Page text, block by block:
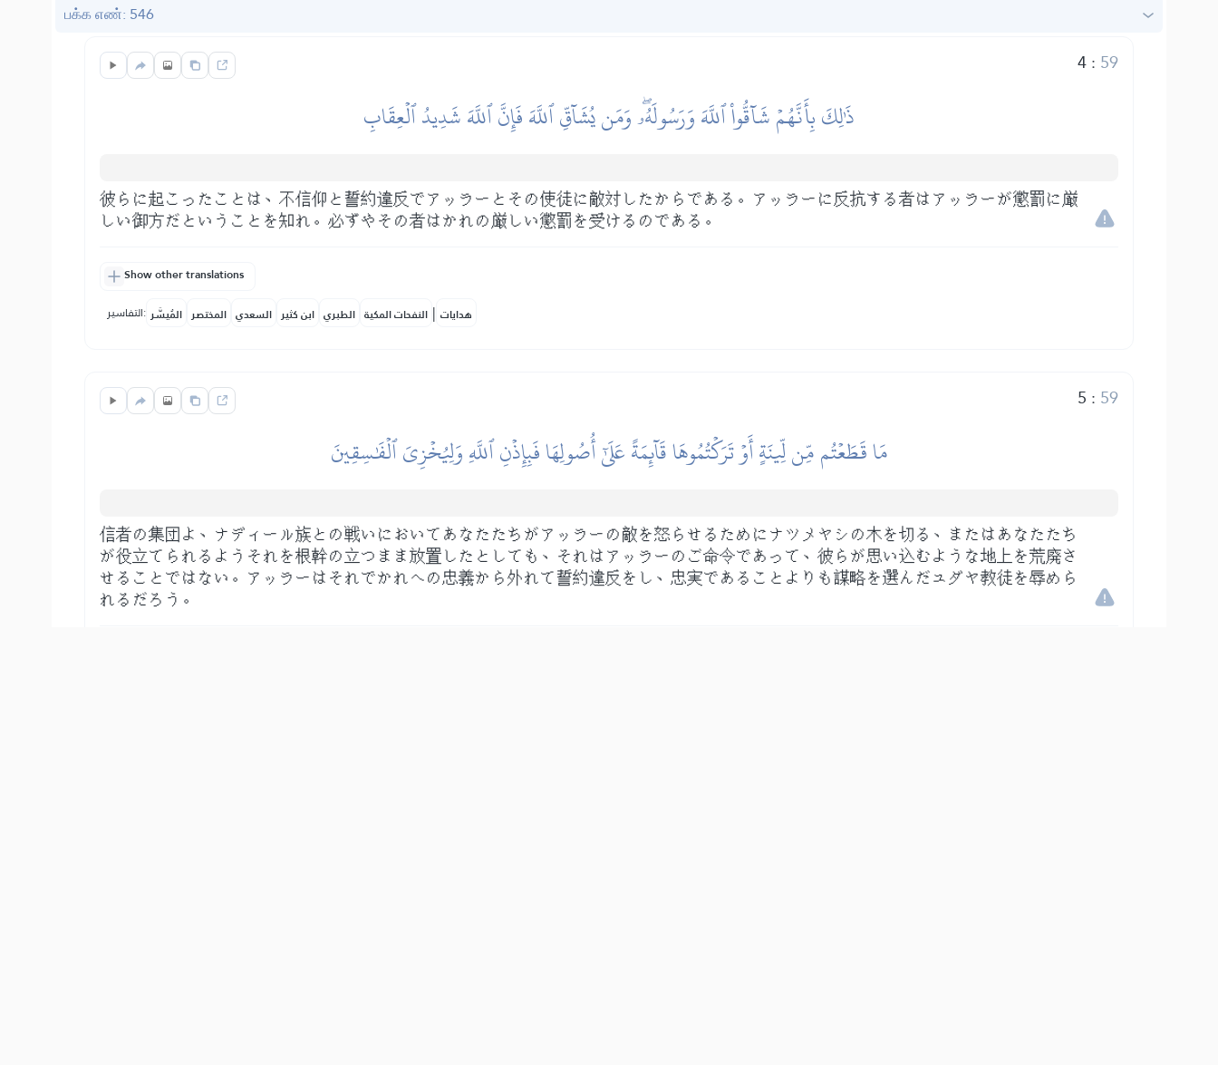
பக்க எண்: 546
4: 59
ذَٰلِكَ بِأَنَّهُمۡ شَآقُّواْ ٱللَّهَ وَرَسُولَهُۥۖ وَمَن يُشَآقِّ ٱللَّهَ فَإِنَّ ٱللَّهَ شَدِيدُ ٱلۡعِقَابِ
彼らに起こったことは、不信仰と誓約違反でアッラーとその使徒に敵対したからである。アッラーに反抗する者はアッラーが懲罰に厳
しい御方だということを知れ。必ずやその者はかれの厳しい懲罰を受けるのである。
Show other translations
التفاسير: المُيسَّر المختصر السعدي ابن كثير الطبري النفحات المكية | هدايات
5 : 59
مَا قَطَعۡتُم مِّن لِّينَةٍ أَوۡ تَرَكۡتُمُوهَا قَآئِمَةً عَلَىٰٓ أُصُولِهَا فَبِإِذۡنِ ٱللَّهِ وَلِيُخۡزِيَ ٱلۡفَٰسِقِينَ
信者の集団よ、ナディール族との戦いにおいてあなたたちがアッラーの敵を怒らせるためにナツメヤシの木を切る、またはあなたたち
が役立てられるようそれを根幹の立つまま放置したとしても、それはアッラーのご命令であって、彼らが思い込むような地上を荒廃さ
せることではない。アッラーはそれでかれへの忠義から外れて誓約違反をし、忠実であることよりも謀略を選んだユダヤ教徒を辱めら
れるだろう。